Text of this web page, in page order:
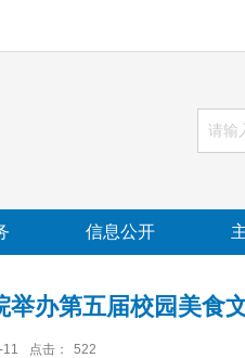
信息公开
办第五届校园美食
11 点击： 522